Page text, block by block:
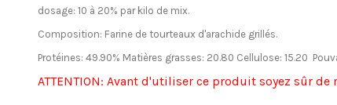
dosage: 10 à 20% par kilo de mix.
Composition: Farine de tourteaux d'arachide grillés.
Protéines: 49.90% Matières grasses: 20.80 Cellulose: 15.20
ATTENTION: Avant d'utiliser ce produit soyez sûr